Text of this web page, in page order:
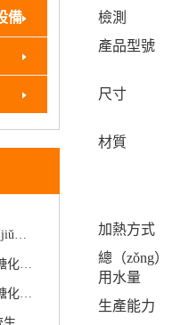
備
低苦味
（shì）
酒好處
檢測
產品型號
尺寸
材質
加熱方式
總（zǒng）
用水量
生產能力